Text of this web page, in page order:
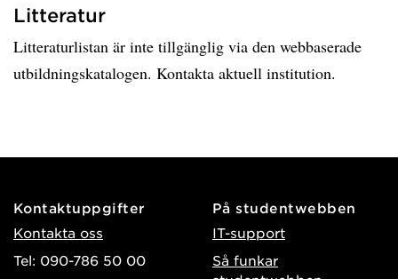
Litteratur
Litteraturlistan är inte tillgänglig via den webbaserade
utbildningskatalogen. Kontakta aktuell institution.
Kontaktuppgifter
Kontakta oss
Tel: 090-786 50 00
På studentwebben
IT-support
Så funkar